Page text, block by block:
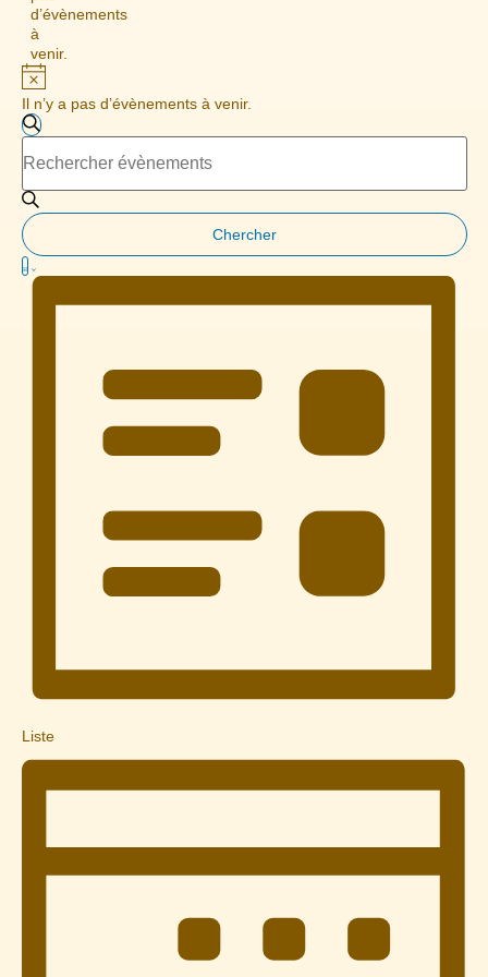
d’évènements
à
venir.
Notice
Il n’y a pas d’évènements à venir.
Recherche
et
navigation
de
vues
Évènements
Recherche
Saisir
mot-
clé.
Rechercher
Évènements
par
mot-
clé.
Chercher
Navigation
de
vues
Liste
Liste